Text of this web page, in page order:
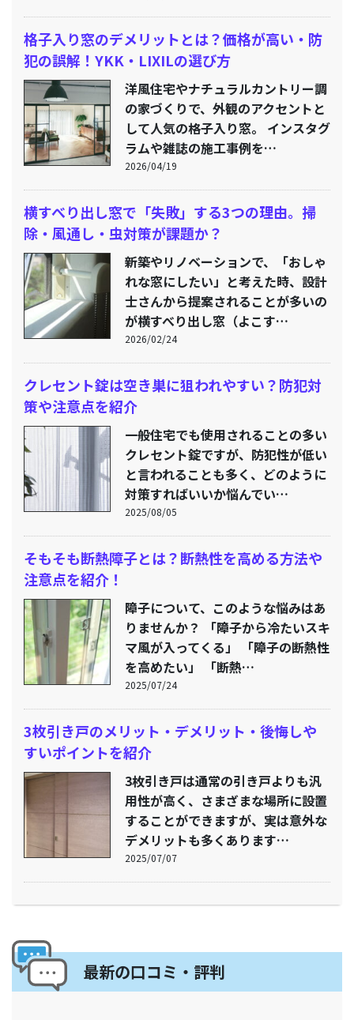
格子入り窓のデメリットとは？価格が高い・防
犯の誤解！YKK・LIXILの選び方
洋風住宅やナチュラルカントリー調
の家づくりで、外観のアクセントと
して人気の格子入り窓。 インスタグ
ラムや雑誌の施工事例を…
2026/04/19
横すべり出し窓で「失敗」する3つの理由。掃
除・風通し・虫対策が課題か？
新築やリノベーションで、「おしゃ
れな窓にしたい」と考えた時、設計
士さんから提案されることが多いの
が横すべり出し窓（よこす…
2026/02/24
クレセント錠は空き巣に狙われやすい？防犯対
策や注意点を紹介
一般住宅でも使用されることの多い
クレセント錠ですが、防犯性が低い
と言われることも多く、どのように
対策すればいいか悩んでい…
2025/08/05
そもそも断熱障子とは？断熱性を高める方法や
注意点を紹介！
障子について、このような悩みはあ
りませんか？ 「障子から冷たいスキ
マ風が入ってくる」 「障子の断熱性
を高めたい」 「断熱…
2025/07/24
3枚引き戸のメリット・デメリット・後悔しや
すいポイントを紹介
3枚引き戸は通常の引き戸よりも汎
用性が高く、さまざまな場所に設置
することができますが、実は意外な
デメリットも多くあります…
2025/07/07
最新の口コミ・評判